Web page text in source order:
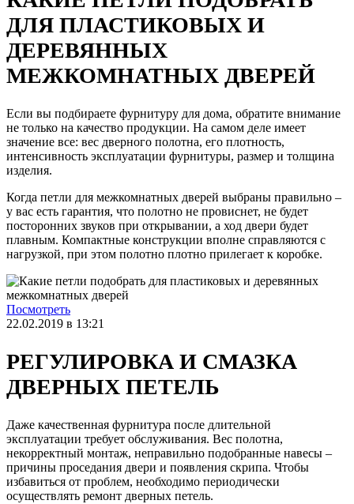
ДЛЯ ПЛАСТИКОВЫХ И
ДЕРЕВЯННЫХ
МЕЖКОМНАТНЫХ ДВЕРЕЙ
Если вы подбираете фурнитуру для дома, обратите внимание
не только на качество продукции. На самом деле имеет
значение все: вес дверного полотна, его плотность,
интенсивность эксплуатации фурнитуры, размер и толщина
изделия.
Когда петли для межкомнатных дверей выбраны правильно –
у вас есть гарантия, что полотно не провиснет, не будет
посторонних звуков при открывании, а ход двери будет
плавным. Компактные конструкции вполне справляются с
нагрузкой, при этом полотно плотно прилегает к коробке.
Посмотреть
22.02.2019 в 13:21
РЕГУЛИРОВКА И СМАЗКА
ДВЕРНЫХ ПЕТЕЛЬ
Даже качественная фурнитура после длительной
эксплуатации требует обслуживания. Вес полотна,
некорректный монтаж, неправильно подобранные навесы –
причины проседания двери и появления скрипа. Чтобы
избавиться от проблем, необходимо периодически
осуществлять ремонт дверных петель.